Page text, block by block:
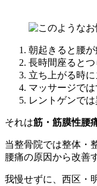
朝起きると腰が
長時間座るとつ
立ち上がる時
マッサージで
レントゲンで
それは筋・筋膜性腰
当整骨院では整体・
腰痛の原因から改善
我慢せずに、西区・